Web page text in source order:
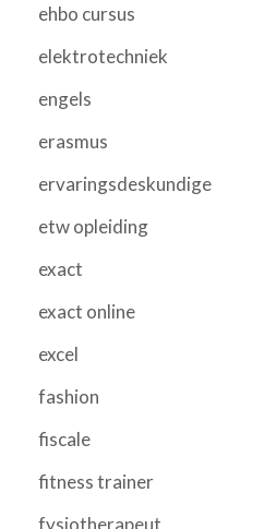
ehbo cursus
elektrotechniek
engels
erasmus
ervaringsdeskundige
etw opleiding
exact
exact online
excel
fashion
fiscale
fitness trainer
fysiotherapeut